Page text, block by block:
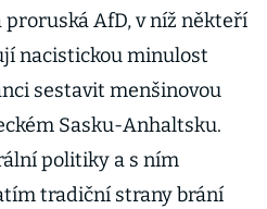
proruská AfD, v níž někteří
nacistickou minulost
sestavit menšinovou
Sasku-Anhaltsku.
politiky a s ním
tradiční strany brání